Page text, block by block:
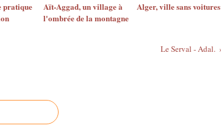
pratique
Aït-Aggad, un village à
l'ombrée de la montagne
Alger, ville sans voitures
Le Serval - Adal.